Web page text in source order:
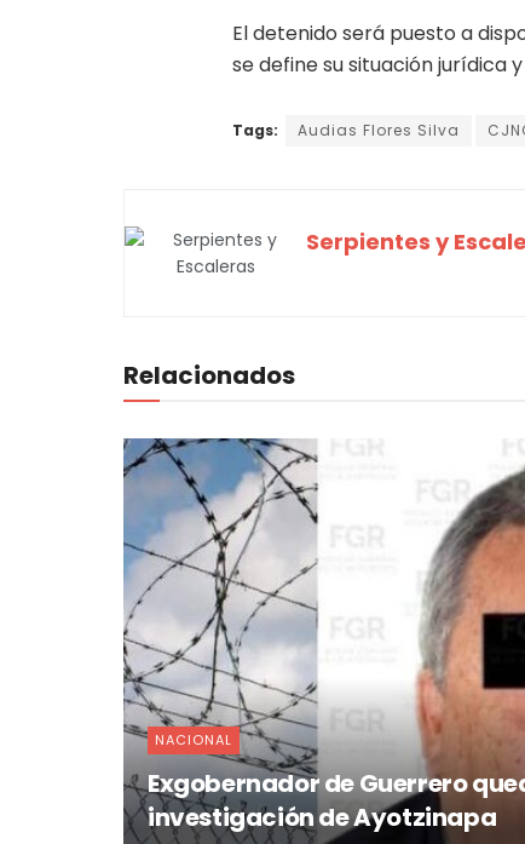
El detenido será puesto a
se define su situación jurídica
Tags: Audias Flores Silva
Serpientes y
Relacionados
NACIONAL
Exgobernador de Guerrero
investigación de Ayotzinapa